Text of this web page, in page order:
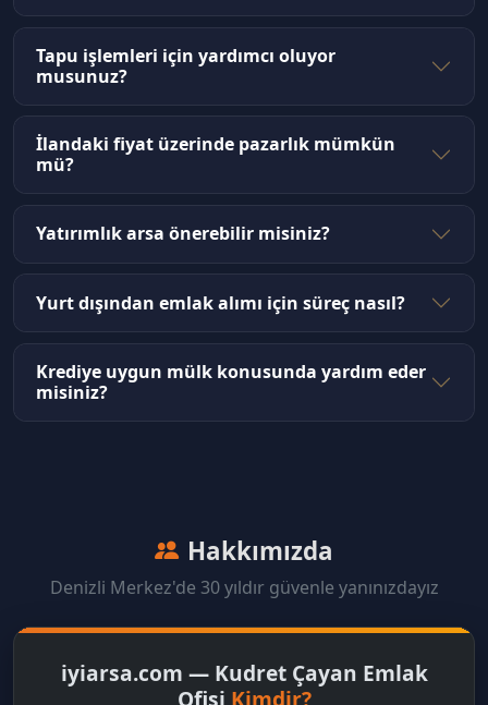
Tapu işlemleri için yardımcı oluyor
musunuz?
İlandaki fiyat üzerinde pazarlık mümkün
mü?
Yatırımlık arsa önerebilir misiniz?
Yurt dışından emlak alımı için süreç nasıl?
Krediye uygun mülk konusunda yardım eder
misiniz?
Hakkımızda
Denizli Merkez'de 30 yıldır güvenle yanınızdayız
iyiarsa.com — Kudret Çayan Emlak
Ofisi Kimdir?